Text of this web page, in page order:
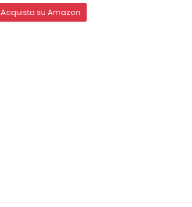
Acquista su Amazon